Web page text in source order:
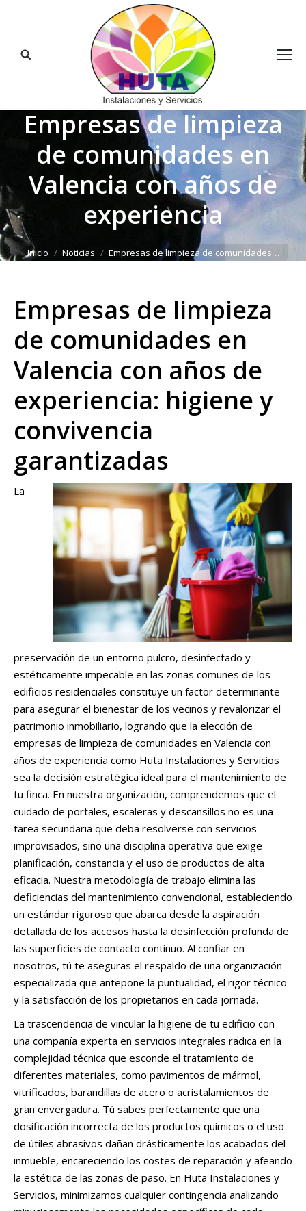
Buscar:
Empresas de limpieza
de comunidades en
Valencia con años de
experiencia
Estás aquí:
Inicio Noticias Empresas de limpieza de comunidades…
Empresas de limpieza
de comunidades en
Valencia con años de
experiencia: higiene y
convivencia
garantizadas
La
preservación de un entorno pulcro, desinfectado y
estéticamente impecable en las zonas comunes de los
edificios residenciales constituye un factor determinante
para asegurar el bienestar de los vecinos y revalorizar el
patrimonio inmobiliario, logrando que la elección de
empresas de limpieza de comunidades en Valencia con
años de experiencia como Huta Instalaciones y Servicios
sea la decisión estratégica ideal para el mantenimiento de
tu finca. En nuestra organización, comprendemos que el
cuidado de portales, escaleras y descansillos no es una
tarea secundaria que deba resolverse con servicios
improvisados, sino una disciplina operativa que exige
planificación, constancia y el uso de productos de alta
eficacia. Nuestra metodología de trabajo elimina las
deficiencias del mantenimiento convencional, estableciendo
un estándar riguroso que abarca desde la aspiración
detallada de los accesos hasta la desinfección profunda de
las superficies de contacto continuo. Al confiar en
nosotros, tú te aseguras el respaldo de una organización
especializada que antepone la puntualidad, el rigor técnico
y la satisfacción de los propietarios en cada jornada.
La trascendencia de vincular la higiene de tu edificio con
una compañía experta en servicios integrales radica en la
complejidad técnica que esconde el tratamiento de
diferentes materiales, como pavimentos de mármol,
vitrificados, barandillas de acero o acristalamientos de
gran envergadura. Tú sabes perfectamente que una
dosificación incorrecta de los productos químicos o el uso
de útiles abrasivos dañan drásticamente los acabados del
inmueble, encareciendo los costes de reparación y afeando
la estética de las zonas de paso. En Huta Instalaciones y
Servicios, minimizamos cualquier contingencia analizando